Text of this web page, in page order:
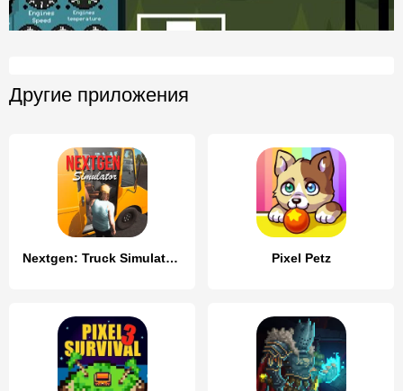
Другие приложения
Nextgen: Truck Simulator Drive Pixel Petz